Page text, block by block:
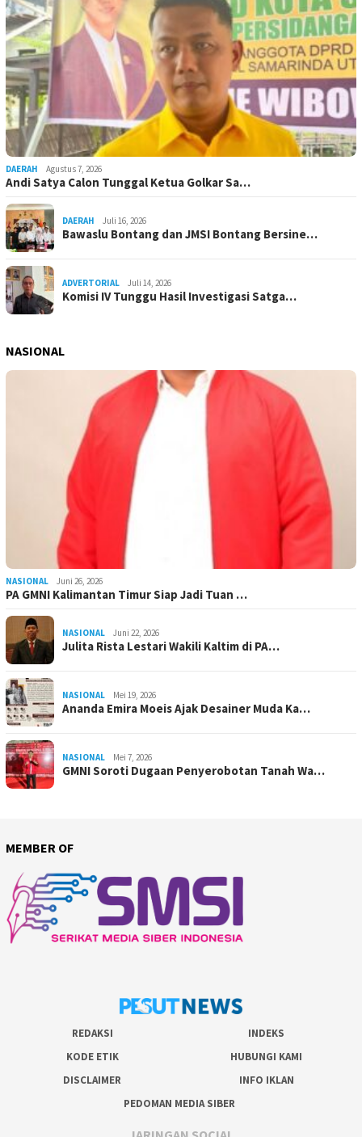
DAERAH Agustus 7, 2026
Andi Satya Calon Tunggal Ketua Golkar Sa…
DAERAH Juli 16, 2026
Bawaslu Bontang dan JMSI Bontang Bersine…
ADVERTORIAL Juli 14, 2026
Komisi IV Tunggu Hasil Investigasi Satga…
NASIONAL
NASIONAL Juni 26, 2026
PA GMNI Kalimantan Timur Siap Jadi Tuan …
NASIONAL Juni 22, 2026
Julita Rista Lestari Wakili Kaltim di PA…
NASIONAL Mei 19, 2026
Ananda Emira Moeis Ajak Desainer Muda Ka…
NASIONAL Mei 7, 2026
GMNI Soroti Dugaan Penyerobotan Tanah Wa…
MEMBER OF
REDAKSI
INDEKS
KODE ETIK
HUBUNGI KAMI
DISCLAIMER
INFO IKLAN
PEDOMAN MEDIA SIBER